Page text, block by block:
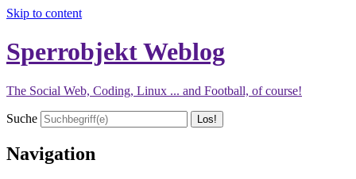
Skip to content
Sperrobjekt Weblog
The Social Web, Coding, Linux ... and Football, of course!
Suche
Navigation